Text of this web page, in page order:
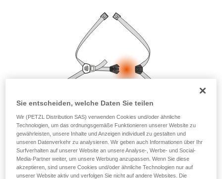
Informationen richtig verstanden haben.
Die Beherrschung dieser Techniken setzt eine
entsprechende Ausbildung und ein spezielles
Training voraus. Prüfen Sie zusammen mit
einem Profi, ob Sie in der Lage sind, den
Vorgang alleine sicher zu wiederholen, bevor
Sie ihn eigenständig durchführen.
noch andere Techniken, die hier nicht
beschrieben werden.
Sie entscheiden, welche Daten Sie teilen
Wir (PETZL Distribution SAS) verwenden Cookies und/oder ähnliche
Technologien, um das ordnungsgemäße Funktionieren unserer Website zu
gewährleisten, unsere Inhalte und Anzeigen individuell zu gestalten und
unseren Datenverkehr zu analysieren. Wir geben auch Informationen über Ihr
Surfverhalten auf unserer Website an unsere Analyse-, Werbe- und Social-
Media-Partner weiter, um unsere Werbung anzupassen. Wenn Sie diese
akzeptieren, sind unsere Cookies und/oder ähnliche Technologien nur auf
unserer Website aktiv und verfolgen Sie nicht auf andere Websites. Die